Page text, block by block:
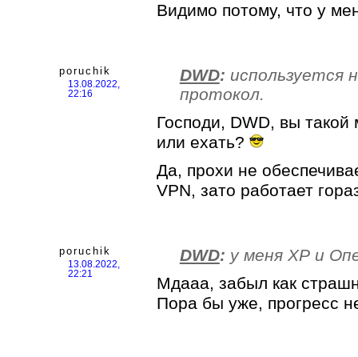
Видимо потому, что у
poruchik
13.08.2022,
22:16
DWD: используется
протокол.
Господи, DWD, вы
или ехать?
Да, прохи не
VPN, зато работает
poruchik
13.08.2022,
22:21
DWD: у меня ХР и
Мдааа, забыл как
Пора бы уже, прогресс